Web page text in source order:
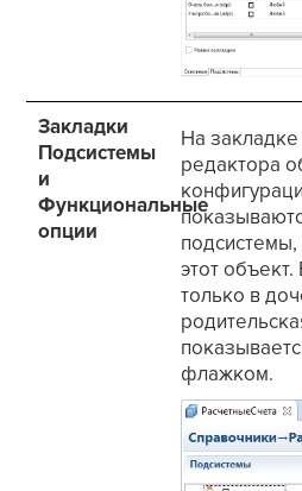
Закладки
Подсистемы
и
Функциональные
опции
На закладке
редактора
этот объект.
только в
флажком.